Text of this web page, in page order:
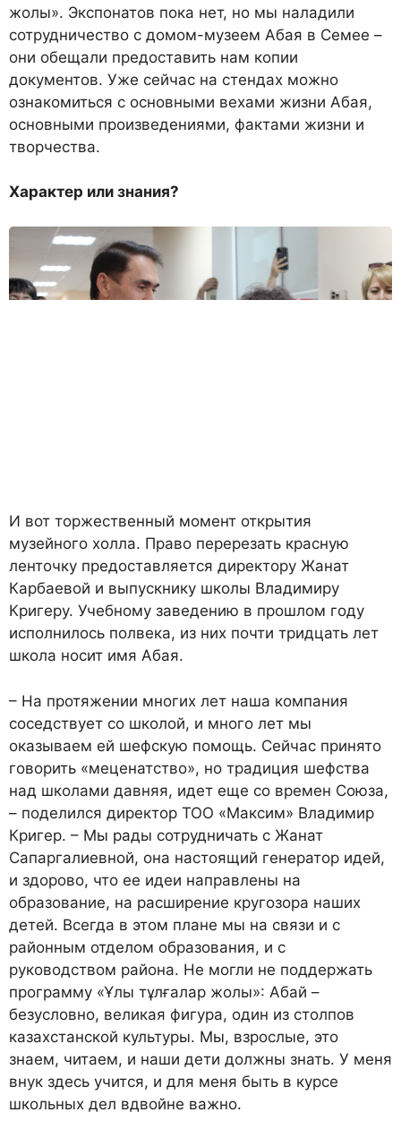
жолы». Экспонатов пока нет, но мы наладили
сотрудничество с домом-музеем Абая в Семее –
они обещали предоставить нам копии
документов. Уже сейчас на стендах можно
ознакомиться с основными вехами жизни Абая,
основными произведениями, фактами жизни и
творчества.
Характер или знания?
И вот торжественный момент открытия
музейного холла. Право перерезать красную
ленточку предоставляется директору Жанат
Карбаевой и выпускнику школы Владимиру
Кригеру. Учебному заведению в прошлом году
исполнилось полвека, из них почти тридцать лет
школа носит имя Абая.
– На протяжении многих лет наша компания
соседствует со школой, и много лет мы
оказываем ей шефскую помощь. Сейчас принято
говорить «меценатство», но традиция шефства
над школами давняя, идет еще со времен Союза,
– поделился директор ТОО «Максим» Владимир
Кригер. – Мы рады сотрудничать с Жанат
Сапаргалиевной, она настоящий генератор идей,
и здорово, что ее идеи направлены на
образование, на расширение кругозора наших
детей. Всегда в этом плане мы на связи и с
районным отделом образования, и с
руководством района. Не могли не поддержать
программу «Ұлы тұлғалар жолы»: Абай –
безусловно, великая фигура, один из столпов
казахстанской культуры. Мы, взрослые, это
знаем, читаем, и наши дети должны знать. У меня
внук здесь учится, и для меня быть в курсе
школьных дел вдвойне важно.